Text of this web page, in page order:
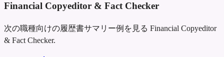
Financial Copyeditor & Fact Checker
次の職種向けの履歴書サマリー例を見る Financial Copyeditor
& Fact Checker.